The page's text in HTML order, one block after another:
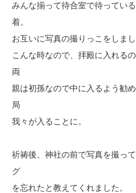
みんな揃って待合室で待ってい
着。
お互いに写真の撮りっこをしまし
こんな時なので、拝殿に入れる
両
親は初孫なので中に入るよう勧
局
我々が入ることに。
祈祷後、神社の前で写真を撮っ
グ
を忘れたと教えてくれました。